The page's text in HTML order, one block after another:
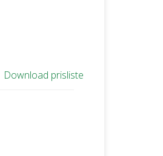
Download prisliste